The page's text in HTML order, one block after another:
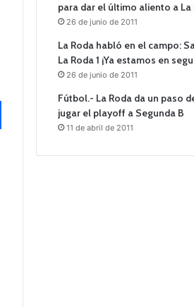
para dar el último aliento a La
26 de junio de 2011
La Roda habló en el campo:
La Roda 1 ¡Ya estamos en
26 de junio de 2011
Fútbol.- La Roda da un paso
jugar el playoff a Segunda B
11 de abril de 2011